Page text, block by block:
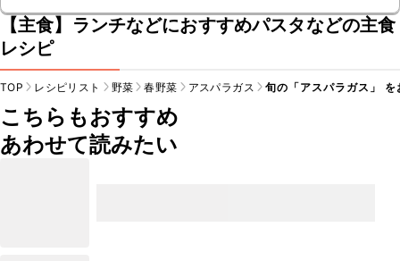
【主食】ランチなどにおすすめパスタなどの主食
レシピ
TOP レシピリスト 野菜 春野菜 アスパラガス 旬の「アスパラガス」
こちらもおすすめ
あわせて読みたい